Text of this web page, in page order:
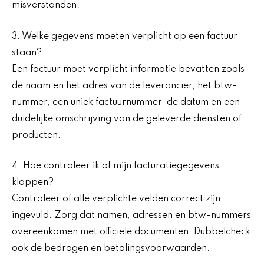
misverstanden.
3. Welke gegevens moeten verplicht op een factuur
staan?
Een factuur moet verplicht informatie bevatten zoals
de naam en het adres van de leverancier, het btw-
nummer, een uniek factuurnummer, de datum en een
duidelijke omschrijving van de geleverde diensten of
producten.
4. Hoe controleer ik of mijn facturatiegegevens
kloppen?
Controleer of alle verplichte velden correct zijn
ingevuld. Zorg dat namen, adressen en btw-nummers
overeenkomen met officiële documenten. Dubbelcheck
ook de bedragen en betalingsvoorwaarden.